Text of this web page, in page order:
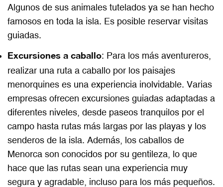
Algunos de sus animales tutelados ya se han hecho
famosos en toda la isla. Es posible reservar visitas
guiadas.
Excursiones a caballo: Para los más aventureros,
realizar una ruta a caballo por los paisajes
menorquines es una experiencia inolvidable. Varias
empresas ofrecen excursiones guiadas adaptadas a
diferentes niveles, desde paseos tranquilos por el
campo hasta rutas más largas por las playas y los
senderos de la isla. Además, los caballos de
Menorca son conocidos por su gentileza, lo que
hace que las rutas sean una experiencia muy
segura y agradable, incluso para los más pequeños.